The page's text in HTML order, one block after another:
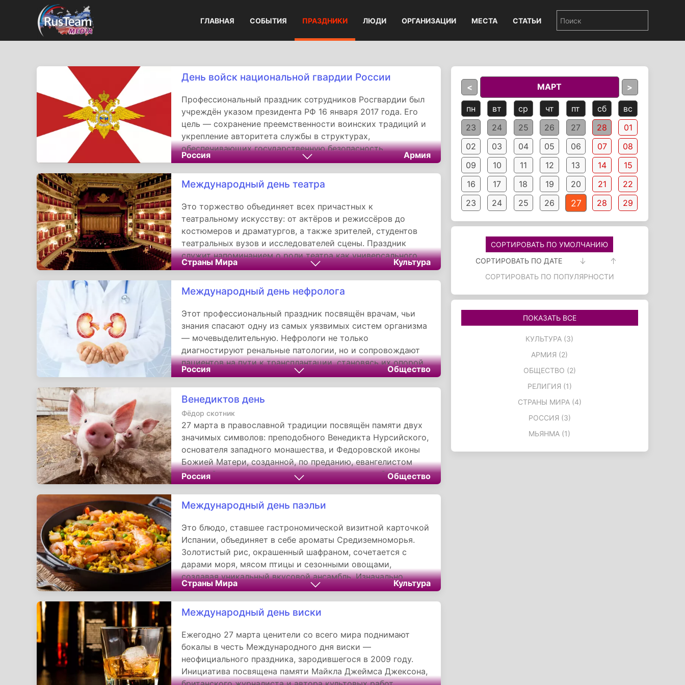
ГЛАВНАЯ СОБЫТИЯ ПРАЗДНИКИ ЛЮДИ ОРГАНИЗАЦИИ МЕСТА СТАТЬИ
День войск национальной гвардии России
Профессиональный праздник сотрудников Росгвардии был
учреждён указом президента РФ 16 января 2017 года. Его
цель — сохранение преемственности воинских традиций и
укрепление авторитета службы в структурах,
обеспечивающих государственную безопасность.
Россия Армия
Международный день театра
Это торжество объединяет всех причастных к
театральному искусству: от актёров и режиссёров до
костюмеров и драматургов, а также зрителей, студентов
театральных вузов и исследователей сцены. Праздник
служит напоминанием о роли театра как универсального
языка человеческих эмоций.
Страны Мира Культура
Международный день нефролога
Этот профессиональный праздник посвящён врачам, чьи
знания спасают одну из самых уязвимых систем организма
— мочевыделительную. Нефрологи не только
диагностируют ренальные патологии, но и сопровождают
пациентов на пути к трансплантации, становясь их опорой
в борьбе за жизнь. Инициатива учреждения дня направлена
на повышение осведомлённости о «тихих» болезнях почек
и популяризацию превентивной диагностики.
Россия Общество
Венедиктов день
Фёдор скотник
27 марта в православной традиции посвящён памяти двух
значимых символов: преподобного Венедикта Нурсийского,
основателя западного монашества, и Федоровской иконы
Божией Матери, созданной, по преданию, евангелистом
Лукой. Однако в народном календаре эта дата обрела иное
звучание, став днём почитания домашней скотины и
Россия Общество
Международный день паэльи
Это блюдо, ставшее гастрономической визитной карточкой
Испании, объединяет в себе ароматы Средиземноморья.
Золотистый рис, окрашенный шафраном, сочетается с
дарами моря, мясом птицы и сезонными овощами,
создавая уникальный вкусовой ансамбль. Изначально
крестьянская еда валенсийских полей превратилась в
интернациональный кулинарный феномен, сохранив при
этом статус символа родного региона.
Страны Мира Культура
Международный день виски
Ежегодно 27 марта ценители со всего мира поднимают
бокалы в честь Международного дня виски —
неофициального праздника, зародившегося в 2009 году.
Инициатива посвящена памяти Майкла Джеймса Джексона,
< МАРТ >
пн вт ср чт пт сб
вс
23
24 25 26 27 28
01
02
03 04 05 06 07
08
09
10 11 12 13 14
15
16
17 18 19 20 21
22
23
24 25 26 27 28 29
СОРТИРОВАТЬ ПО УМОЛЧАНИЮ
СОРТИРОВАТЬ ПО ДАТЕ
СОРТИРОВАТЬ ПО ПОПУЛЯРНОСТИ
ПОКАЗАТЬ ВСЕ
КУЛЬТУРА (3)
АРМИЯ (2)
ОБЩЕСТВО (2)
РЕЛИГИЯ (1)
СТРАНЫ МИРА (4)
РОССИЯ (3)
МЬЯНМА (1)